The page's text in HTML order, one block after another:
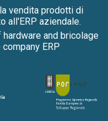
vendita prodotti di
all'ERP aziendale.
and bricolage
ERP